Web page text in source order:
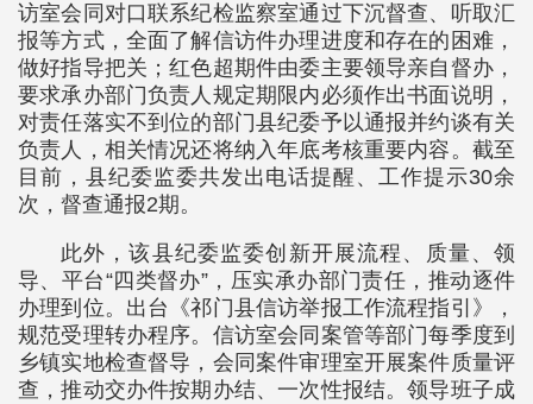
访室会同对口联系纪检监察室通过下沉督查、听取汇
报等方式，全面了解信访件办理进度和存在的困难，
做好指导把关；红色超期件由委主要领导亲自督办，
要求承办部门负责人规定期限内必须作出书面说明，
对责任落实不到位的部门县纪委予以通报并约谈有关
负责人，相关情况还将纳入年底考核重要内容。截至
目前，县纪委监委共发出电话提醒、工作提示30余
次，督查通报2期。
此外，该县纪委监委创新开展流程、质量、领
导、平台“四类督办”，压实承办部门责任，推动逐件
办理到位。出台《祁门县信访举报工作流程指引》，
规范受理转办程序。信访室会同案管等部门每季度到
乡镇实地检查督导，会同案件审理室开展案件质量评
查，推动交办件按期办结、一次性报结。领导班子成